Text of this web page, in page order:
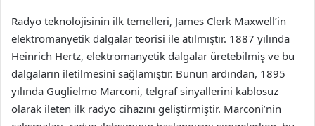
Radyo teknolojisinin ilk temelleri, James Clerk Maxwell’in
elektromanyetik dalgalar teorisi ile atılmıştır. 1887 yılında
Heinrich Hertz, elektromanyetik dalgalar üretebilmiş ve bu
dalgaların iletilmesini sağlamıştır. Bunun ardından, 1895
yılında Guglielmo Marconi, telgraf sinyallerini kablosuz
olarak ileten ilk radyo cihazını geliştirmiştir. Marconi’nin